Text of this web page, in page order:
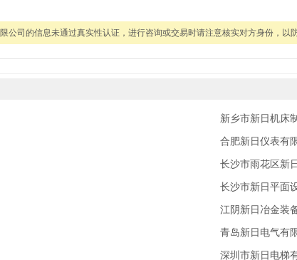
公司的信息未通过真实性认证，进行咨询或交易时请注意核实对方身份，以
新乡市新日机床
合肥新日仪表有
长沙市雨花区新
长沙市新日平面
江阴新日冶金装
青岛新日电气有
深圳市新日电梯